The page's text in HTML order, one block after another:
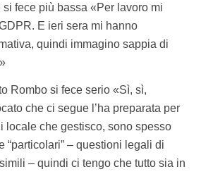
fece più bassa «Per lavoro mi
E ieri sera mi hanno
quindi immagino sappia di
Rombo si fece serio «Sì, sì,
che ci segue l’ha preparata per
locale che gestisco, sono spesso
“particolari” – questioni legali di
– quindi ci tengo che tutto sia in